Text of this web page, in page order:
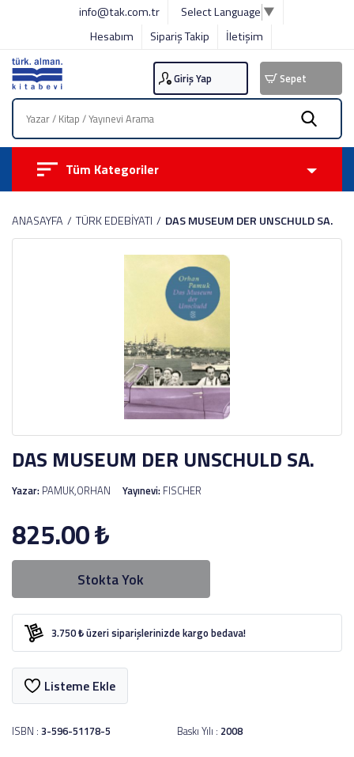
info@tak.com.tr Select Language ▼
Hesabım
Sipariş Takip İletişim
Giriş Yap Sepet
Tüm Kategoriler
ANASAYFA TÜRK EDEBİYATI DAS MUSEUM DER UNSCHULD SA.
DAS MUSEUM DER UNSCHULD SA.
Yazar: PAMUK,ORHAN Yayınevi: FISCHER
825.00₺
Stokta Yok
3.750 ₺ üzeri siparişlerinizde kargo bedava!
Listeme Ekle
ISBN : 3-596-51178-5 Baskı Yılı : 2008